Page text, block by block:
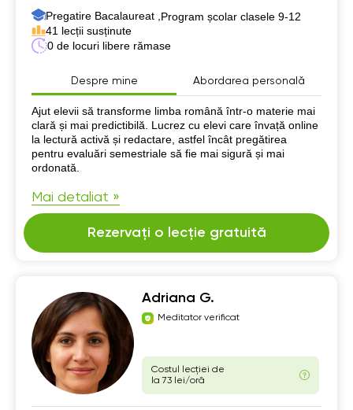
Pregatire Bacalaureat , Program școlar clasele 9-12
41 lecții susținute
0 de locuri libere rămase
Despre mine Abordarea personală
Despre mine
Ajut elevii să transforme limba română într-o materie mai
clară și mai predictibilă. Lucrez cu elevi care învață online
la lectură activă și redactare, astfel încât pregătirea
pentru evaluări semestriale să fie mai sigură și mai
ordonată.
Mai detaliat »
Rezervați o lecție gratuită
Adriana G.
Meditator verificat
Costul lecției de
la 73 lei/oră